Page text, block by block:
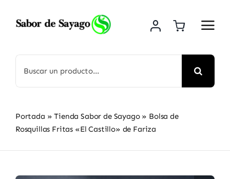
Portada »Tienda Sabor de Sayago» Bolsa de
Rosquillas Fritas «El Castillo» de Fariza